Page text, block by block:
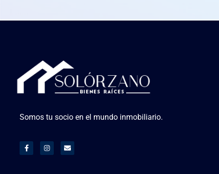
Somos tu socio en el mundo inmobiliario.